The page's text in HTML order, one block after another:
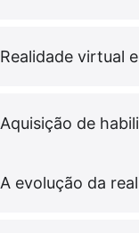
Realidade virtual
Aquisição de
A evolução da